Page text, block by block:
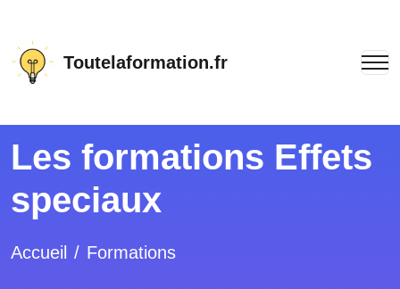
Toutelaformation.fr
Les formations Effets
speciaux
Accueil Formations